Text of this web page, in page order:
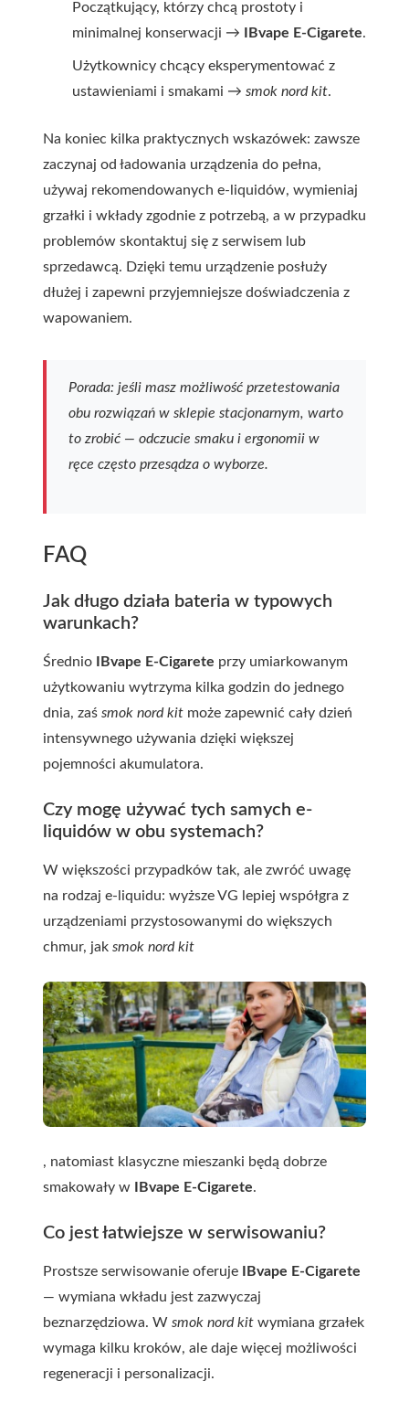
Początkujący, którzy chcą prostoty i
minimalnej konserwacji →
IBvape E-Cigarete.
Użytkownicy chcący eksperymentować z
ustawieniami i smakami → smok nord kit.
Na koniec kilka praktycznych wskazówek: zawsze
zaczynaj od ładowania urządzenia do pełna,
używaj rekomendowanych e-liquidów, wymieniaj
grzałki i wkłady zgodnie z potrzebą, a w przypadku
problemów skontaktuj się z serwisem lub
sprzedawcą. Dzięki temu urządzenie posłuży
dłużej i zapewni przyjemniejsze doświadczenia z
wapowaniem.
Porada: jeśli masz możliwość przetestowania
obu rozwiązań w sklepie stacjonarnym, warto
to zrobić — odczucie smaku i ergonomii w
ręce często przesądza o wyborze.
FAQ
Jak długo działa bateria w typowych
warunkach?
Średnio IBvape E-Cigarete przy umiarkowanym
użytkowaniu wytrzyma kilka godzin do jednego
dnia, zaś smok nord kit może zapewnić cały dzień
intensywnego używania dzięki większej
pojemności akumulatora.
Czy mogę używać tych samych e-
liquidów w obu systemach?
W większości przypadków tak, ale zwróć uwagę
na rodzaj e-liquidu: wyższe VG lepiej współgra z
urządzeniami przystosowanymi do większych
chmur, jak smok nord kit
, natomiast klasyczne mieszanki będą dobrze
smakowały w
IBvape E-Cigarete.
Co jest łatwiejsze w serwisowaniu?
Prostsze serwisowanie oferuje
IBvape E-Cigarete
— wymiana wkładu jest zazwyczaj
beznarzędziowa. W smok nord kit wymiana grzałek
wymaga kilku kroków, ale daje więcej możliwości
regeneracji i personalizacji.